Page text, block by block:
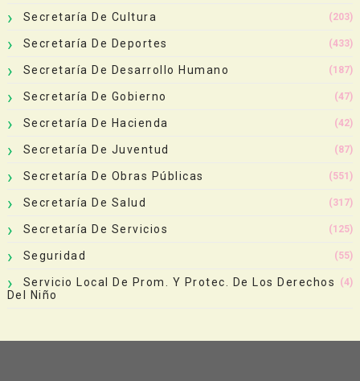
Secretaría De Cultura (203)
Secretaría De Deportes (433)
Secretaría De Desarrollo Humano (187)
Secretaría De Gobierno (47)
Secretaría De Hacienda (42)
Secretaría De Juventud (87)
Secretaría De Obras Públicas (551)
Secretaría De Salud (317)
Secretaría De Servicios (125)
Seguridad (55)
Servicio Local De Prom. Y Protec. De Los Derechos
Del Niño
(4)